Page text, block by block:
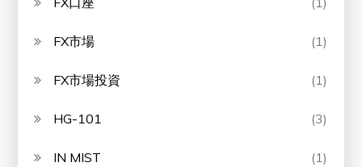
FX市場 (1)
FX市場投資 (1)
HG-101 (3)
IN MIST (1)